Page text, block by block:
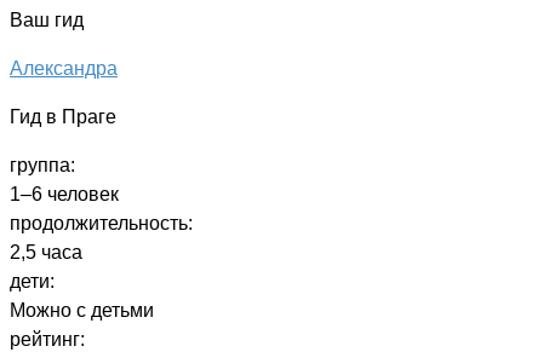
Ваш гид
Александра
Гид в Праге
группа:
1–6 человек
продолжительность:
2,5 часа
дети:
Можно с детьми
рейтинг: